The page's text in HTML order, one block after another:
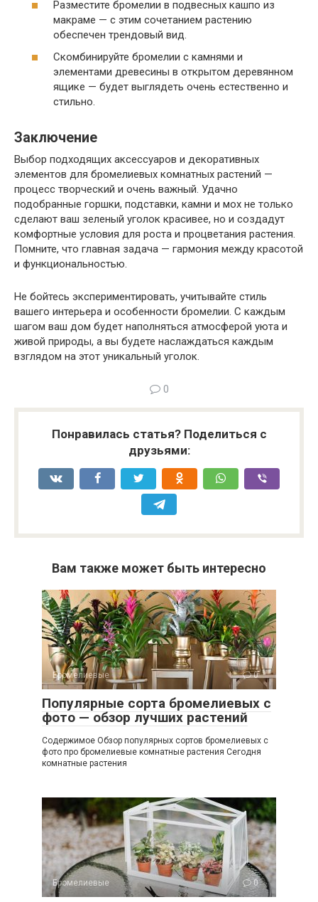
Разместите бромелии в подвесных кашпо из
макраме — с этим сочетанием растению
обеспечен трендовый вид.
Скомбинируйте бромелии с камнями и
элементами древесины в открытом деревянном
ящике — будет выглядеть очень естественно и
стильно.
Заключение
Выбор подходящих аксессуаров и декоративных
элементов для бромелиевых комнатных растений —
процесс творческий и очень важный. Удачно
подобранные горшки, подставки, камни и мох не только
сделают ваш зеленый уголок красивее, но и создадут
комфортные условия для роста и процветания растения.
Помните, что главная задача — гармония между красотой
и функциональностью.
Не бойтесь экспериментировать, учитывайте стиль
вашего интерьера и особенности бромелии. С каждым
шагом ваш дом будет наполняться атмосферой уюта и
живой природы, а вы будете наслаждаться каждым
взглядом на этот уникальный уголок.
0
Понравилась статья? Поделиться с
друзьями:
Вам также может быть интересно
Бромелиевые 0
Популярные сорта бромелиевых с
фото — обзор лучших растений
Содержимое Обзор популярных сортов бромелиевых с
фото про бромелиевые комнатные растения Сегодня
комнатные растения
Бромелиевые 0